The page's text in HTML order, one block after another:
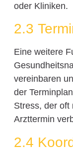
oder Kliniken.
2.3
Eine weitere
vereinbaren
der
Stress, der oft
Arzttermin
2.4